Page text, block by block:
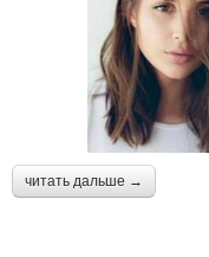
читать дальше →